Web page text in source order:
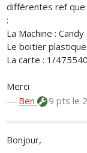
différentes ref que
:
La Machine :
Le boitier
La carte : 1/
Merci
— Ben 9 ptsle
Bonjour,